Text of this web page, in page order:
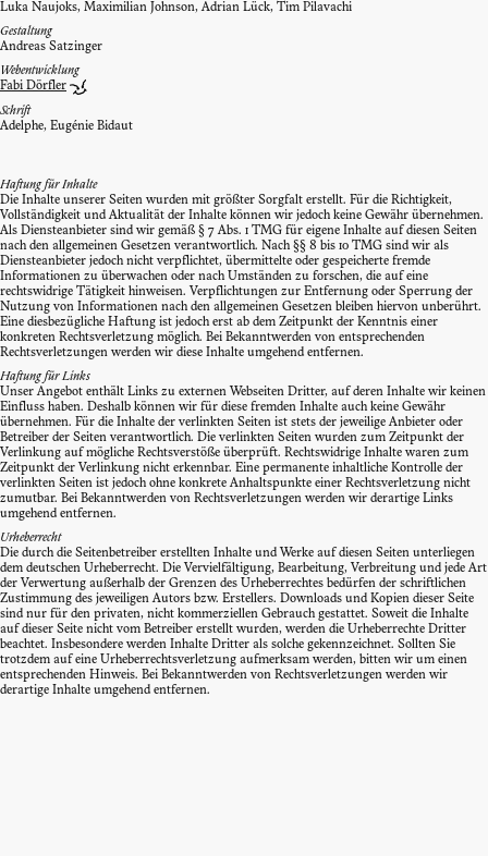
Luka Naujoks, Maximilian Johnson, Adrian Lück, Tim Pilavachi
Gestaltung
Andreas Satzinger
Webentwicklung
Fabi Dörfler
Schrift
Adelphe, Eugénie Bidaut
Haftung für Inhalte
Die Inhalte unserer Seiten wurden mit größter Sorgfalt erstellt. Für die Richtigkeit,
Vollständigkeit und Aktualität der Inhalte können wir jedoch keine Gewähr übernehmen.
Als Diensteanbieter sind wir gemäß § 7 Abs. 1 TMG für eigene Inhalte auf diesen Seiten
nach den allgemeinen Gesetzen verantwortlich. Nach §§ 8 bis 10 TMG sind wir als
Diensteanbieter jedoch nicht verpflichtet, übermittelte oder gespeicherte fremde
Informationen zu überwachen oder nach Umständen zu forschen, die auf eine
rechtswidrige Tätigkeit hinweisen. Verpflichtungen zur Entfernung oder Sperrung der
Nutzung von Informationen nach den allgemeinen Gesetzen bleiben hiervon unberührt.
Eine diesbezügliche Haftung ist jedoch erst ab dem Zeitpunkt der Kenntnis einer
konkreten Rechtsverletzung möglich. Bei Bekanntwerden von entsprechenden
Rechtsverletzungen werden wir diese Inhalte umgehend entfernen.
Haftung für Links
Unser Angebot enthält Links zu externen Webseiten Dritter, auf deren Inhalte wir keinen
Einfluss haben. Deshalb können wir für diese fremden Inhalte auch keine Gewähr
übernehmen. Für die Inhalte der verlinkten Seiten ist stets der jeweilige Anbieter oder
Betreiber der Seiten verantwortlich. Die verlinkten Seiten wurden zum Zeitpunkt der
Verlinkung auf mögliche Rechtsverstöße überprüft. Rechtswidrige Inhalte waren zum
Zeitpunkt der Verlinkung nicht erkennbar. Eine permanente inhaltliche Kontrolle der
verlinkten Seiten ist jedoch ohne konkrete Anhaltspunkte einer Rechtsverletzung nicht
zumutbar. Bei Bekanntwerden von Rechtsverletzungen werden wir derartige Links
umgehend entfernen.
Urheberrecht
Die durch die Seitenbetreiber erstellten Inhalte und Werke auf diesen Seiten unterliegen
dem deutschen Urheberrecht. Die Vervielfältigung, Bearbeitung, Verbreitung und jede Art
der Verwertung außerhalb der Grenzen des Urheberrechtes bedürfen der schriftlichen
Zustimmung des jeweiligen Autors bzw. Erstellers. Downloads und Kopien dieser Seite
sind nur für den privaten, nicht kommerziellen Gebrauch gestattet. Soweit die Inhalte
auf dieser Seite nicht vom Betreiber erstellt wurden, werden die Urheberrechte Dritter
beachtet. Insbesondere werden Inhalte Dritter als solche gekennzeichnet. Sollten Sie
trotzdem auf eine Urheberrechtsverletzung aufmerksam werden, bitten wir um einen
entsprechenden Hinweis. Bei Bekanntwerden von Rechtsverletzungen werden wir
derartige Inhalte umgehend entfernen.